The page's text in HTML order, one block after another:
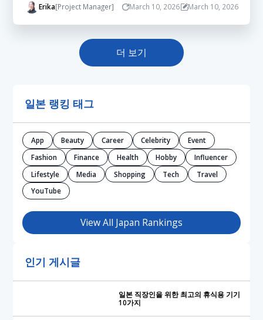
Erika[Project Manager] March 10, 2026 March 10, 2026
더 보기
일본 랭킹 태그
App Beauty Career Celebrity
Event
Fashion
Finance Health Hobby
Influencer
Lifestyle
Media Shopping Tech
Travel
YouTube
View All Japan Rankings
인기 게시글
일본 직장인을 위한 최고의 휴식용 기기
10가지